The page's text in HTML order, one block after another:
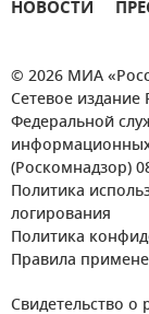
НОВОСТИ
© 2026 МИА
Сетевое
Федеральной
(Роскомнадзор)
Политика
логирования
Политика
Правила
Свидетельство